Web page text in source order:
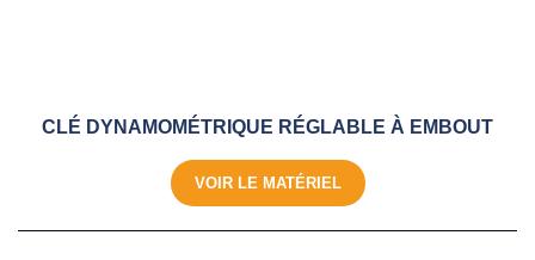
CLÉ DYNAMOMÉTRIQUE RÉGLABLE À EMBOUT
VOIR LE MATÉRIEL